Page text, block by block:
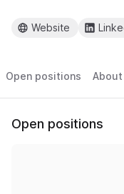
Website
Open positions About
Open positions